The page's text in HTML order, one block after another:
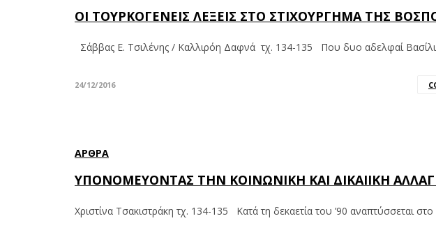
ΟΙ ΤΟΥΡΚΟΓΕΝΕΙΣ ΛΕΞΕΙΣ ΣΤΟ ΣΤΙΧΟΥΡΓΗΜΑ ΤΗΣ
Σάββας Ε. Τσιλένης / Καλλιρόη Δαφνά τχ. 134-135 Που δυο αδελφαί
24/12/2016
ΆΡΘΡΑ
ΥΠΟΝΟΜΕΥΟΝΤΑΣ ΤΗΝ ΚΟΙΝΩΝΙΚΗ ΚΑΙ ΔΙΚΑΙΙΚΗ
Χριστίνα Τσακιστράκη τχ. 134-135 Kατά τη δεκαετία του ’90 αναπτύσσεται